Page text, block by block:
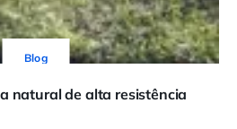
Blog
natural de alta resistência